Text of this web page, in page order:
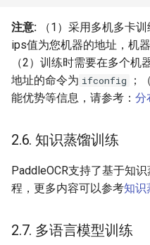
注意: （1）采用多机多卡
ips值为您机器的地址，机
（2）训练时需要在多个
地址的命令为 ifconfig
；
能优势等信息，请参考： 分
2.6. 知识蒸馏训练
PaddleOCR支持了基于知
程，更多内容可以参考知识
2.7. 多语言模型训练